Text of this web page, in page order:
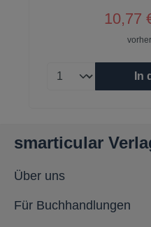
10,77
In
smarticular
Über uns
Für Buchhandlungen